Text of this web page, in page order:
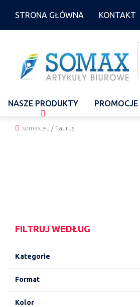
STRONA GŁÓWNA KONTAKT
NASZE PRODUKTY PROMOCJE
somax.eu / Taurus
FILTRUJ WEDŁUG
Kategorie
Format
Kolor